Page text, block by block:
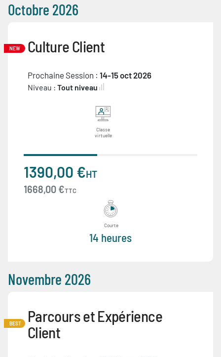
Octobre 2026
NEW Culture Client
Prochaine Session : 14-15 oct 2026
Niveau : Tout niveau
Classe
virtuelle
1390,00 €HT
1668,00 €TTC
Courte
14 heures
Novembre 2026
BEST
Parcours et Expérience
Client